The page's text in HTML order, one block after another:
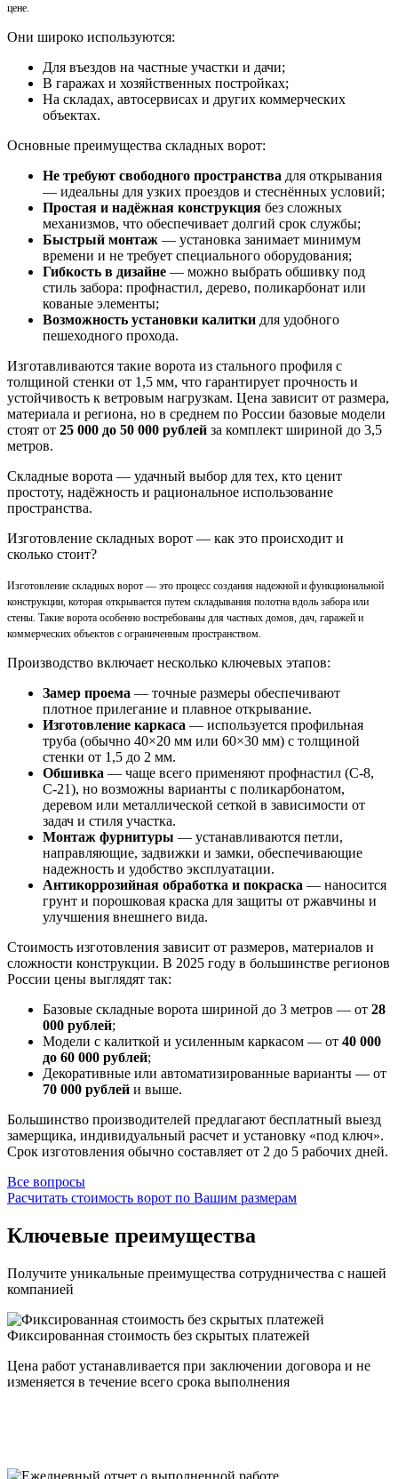
цене.
Они широко используются:
Для въездов на частные участки и дачи;
В гаражах и хозяйственных постройках;
На складах, автосервисах и других коммерческих
объектах.
Основные преимущества складных ворот:
Не требуют свободного пространства для открывания
— идеальны для узких проездов и стеснённых условий;
Простая и надёжная конструкция без сложных
механизмов, что обеспечивает долгий срок службы;
Быстрый монтаж — установка занимает минимум
времени и не требует специального оборудования;
Гибкость в дизайне — можно выбрать обшивку под
стиль забора: профнастил, дерево, поликарбонат или
кованые элементы;
Возможность установки калитки для удобного
пешеходного прохода.
Изготавливаются такие ворота из стального профиля с
толщиной стенки от 1,5 мм, что гарантирует прочность и
устойчивость к ветровым нагрузкам. Цена зависит от размера,
материала и региона, но в среднем по России базовые модели
стоят от 25 000 до 50 000 рублей за комплект шириной до 3,5
метров.
Складные ворота — удачный выбор для тех, кто ценит
простоту, надёжность и рациональное использование
пространства.
Изготовление складных ворот — как это происходит и
сколько стоит?
Изготовление складных ворот — это процесс создания надежной и функциональной
конструкции, которая открывается путем складывания полотна вдоль забора или
стены. Такие ворота особенно востребованы для частных домов, дач, гаражей и
коммерческих объектов с ограниченным пространством.
Производство включает несколько ключевых этапов:
Замер проема — точные размеры обеспечивают
плотное прилегание и плавное открывание.
Изготовление каркаса — используется профильная
труба (обычно 40×20 мм или 60×30 мм) с толщиной
стенки от 1,5 до 2 мм.
Обшивка — чаще всего применяют профнастил (С-8,
С-21), но возможны варианты с поликарбонатом,
деревом или металлической сеткой в зависимости от
задач и стиля участка.
Монтаж фурнитуры — устанавливаются петли,
направляющие, задвижки и замки, обеспечивающие
надежность и удобство эксплуатации.
Антикоррозийная обработка и покраска — наносится
грунт и порошковая краска для защиты от ржавчины и
улучшения внешнего вида.
Стоимость изготовления зависит от размеров, материалов и
сложности конструкции. В 2025 году в большинстве регионов
России цены выглядят так:
Базовые складные ворота шириной до 3 метров — от 28
000 рублей;
Модели с калиткой и усиленным каркасом — от 40 000
до 60 000 рублей;
Декоративные или автоматизированные варианты — от
70 000 рублей и выше.
Большинство производителей предлагают бесплатный выезд
замерщика, индивидуальный расчет и установку «под ключ».
Срок изготовления обычно составляет от 2 до 5 рабочих дней.
Все вопросы
Расчитать стоимость ворот по Вашим размерам
Ключевые преимущества
Получите уникальные преимущества сотрудничества с нашей
компанией
Фиксированная стоимость без скрытых платежей
Цена работ устанавливается при заключении договора и не
изменяется в течение всего срока выполнения